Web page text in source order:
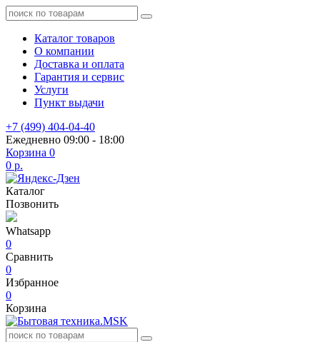
Каталог товаров
О компании
Доставка и оплата
Гарантия и сервис
Услуги
Пункт выдачи
+7 (499) 404-04-40
Ежедневно 09:00 - 18:00
Корзина 0
0 р.
Каталог
Позвонить
Whatsapp
0
Сравнить
0
Избранное
0
Корзина